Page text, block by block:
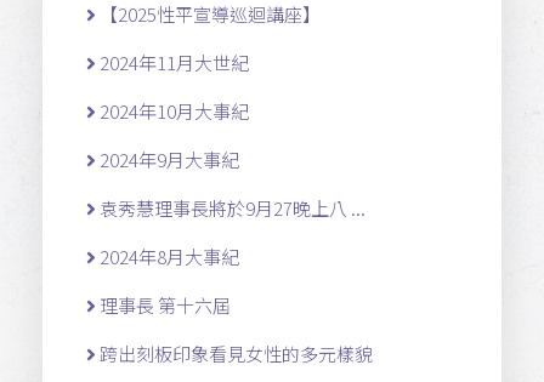
【2025性平宣導巡迴講座】
2024年11月大世紀
2024年10月大事紀
2024年9月大事紀
袁秀慧理事長將於9月27晚上八 ...
2024年8月大事紀
理事長 第十六屆
跨出刻板印象看見女性的多元樣貌